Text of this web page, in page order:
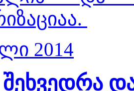
2014
შეხვედრა